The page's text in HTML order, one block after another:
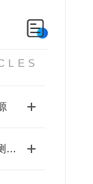
传染病质控品在传染病检测中的具体使用